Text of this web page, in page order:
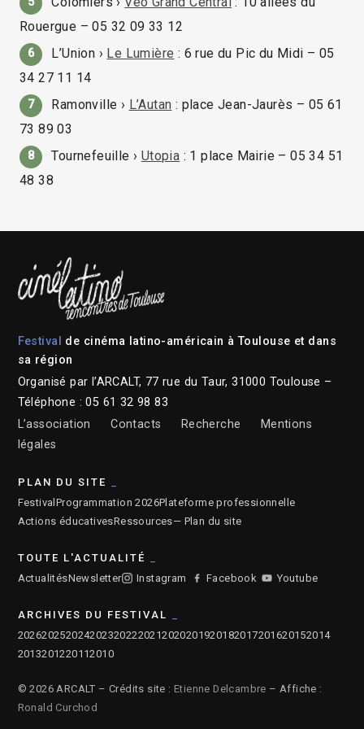
Rouergue – 05 32 09 33 12
6 L’Union › Le Lumière : 6 rue du Pic du Midi – 05
34 27 11 14
7 Ramonville › L’Autan : place Jean-Jaurès – 05 61
73 89 03
8 Tournefeuille › Utopia : 1 place Mairie – 05 34 51
48 38
Festival de cinéma latino-américain à Toulouse et dans
sa région
Organisé par l’ARCALT, 77 rue du Taur, 31000 Toulouse –
Téléphone : 05 61 32 98 83
L’association
Contacts Recherche
Mentions
légales
PLAN DU SITE
Festival Programmation 2026Plateforme professionnelle
Actions éducativesRessources— Plan du site
TOUTE L'ACTUALITÉ
ActualitésNewsletter Instagram Facebook Youtube
ARCHIVES DU FESTIVAL
2026202520242023202220212020201920182017201620152014
2013201220112010
© 2026 ARCALT – Crédits site : Etienne Delcambre – Affiche :
Ronald Curchod